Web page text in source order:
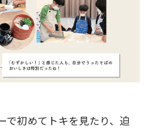
で初めてトキを見たり、迫